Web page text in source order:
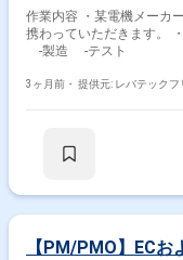
作業内容 ・某電機メーカ
携わっていただきます。
-製造 -テスト
3ヶ月前・ 提供元: レバテックフ
【PM/PMO】EC